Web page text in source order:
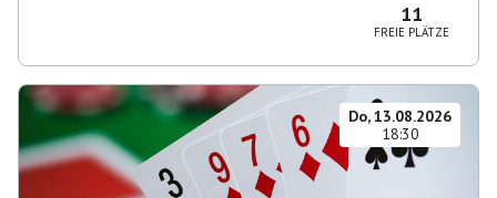
11
FREIE PLÄTZE
Do, 13.08.2026
18:30